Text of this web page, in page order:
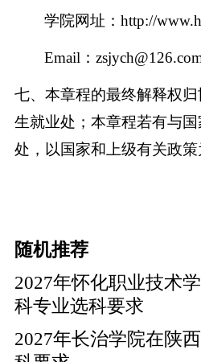
学院网址： http://
Email：
七、本章程的最终解释权
生就业处；本章程若有与
处，以国家和上级有关政策
随机推荐
2027年怀化职业技术
科专业选科要求
2027年长治学院在陕